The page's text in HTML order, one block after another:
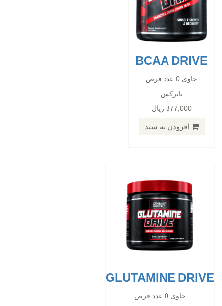
BCAA DRIVE
حاوی 0 عدد قرص
ناترکس
377,000 ریال
افزودن به سبد
GLUTAMINE DRIVE
حاوی 0 عدد قرص
GLUTAMINE DRIVE
حاوی 0 عدد قرص
ناترکس
227,000 ریال
CREATINE DRIVE